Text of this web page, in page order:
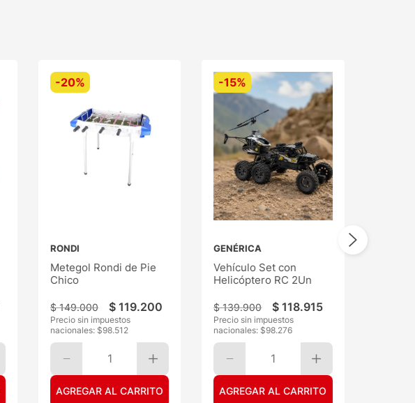
-20%
RONDI
Metegol Rondi de Pie
Chico
$ 149.000 $ 119.200
Precio sin impuestos
nacionales: $98.512
1
AGREGAR AL CARRITO
-15%
GENÉRICA
Vehículo Set con
Helicóptero RC 2Un
$ 139.900 $ 118.915
Precio sin impuestos
nacionales: $98.276
1
AGREGAR AL CARRITO